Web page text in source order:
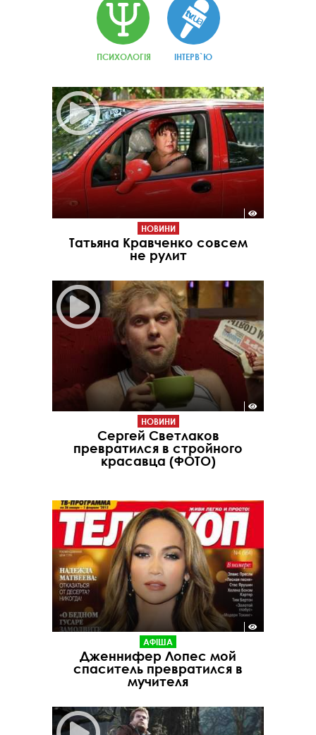
ПСИХОЛОГІЯ ІНТЕРВ`Ю
НОВИНИ
Татьяна Кравченко совсем
не рулит
НОВИНИ
Сергей Светлаков
превратился в стройного
красавца (ФОТО)
АФІША
Дженнифер Лопес мой
спаситель превратился в
мучителя